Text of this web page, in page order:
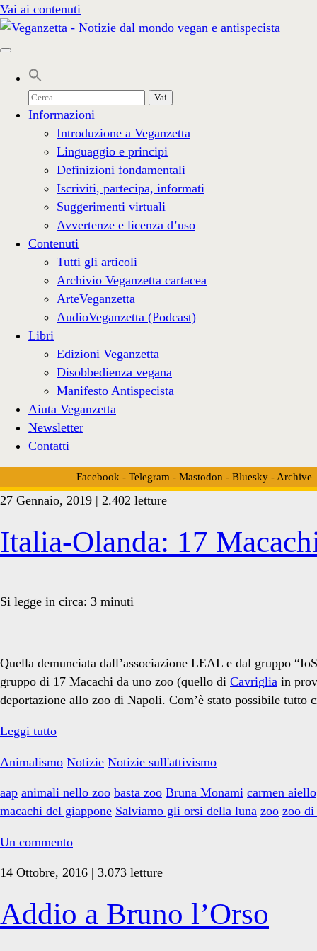
Vai ai contenuti
Cerca
per:
Informazioni
Introduzione a Veganzetta
Linguaggio e principi
Definizioni fondamentali
Iscriviti, partecipa, informati
Suggerimenti virtuali
Avvertenze e licenza d’uso
Contenuti
Tutti gli articoli
Archivio Veganzetta cartacea
ArteVeganzetta
AudioVeganzetta (Podcast)
Libri
Edizioni Veganzetta
Disobbedienza vegana
Manifesto Antispecista
Aiuta Veganzetta
Newsletter
Contatti
Facebook - Telegram - Mastodon - Bluesky- Archive
Tag:
Monami</span>
27 Gennaio, 2019 | 2.402 letture
Italia-Olanda: 17
Si legge in circa: 3 minuti
Quella demunciata dall’associazione LEAL e dal gruppo
gruppo di 17 Macachi da uno zoo (quello di Cavriglia in
deportazione allo zoo di Napoli. Com’è stato possibile
Leggi tuttoItalia-
17
Macachi
da
un
lager
un
Animalismo Notizie Notizie sull'attivismo
aap animali nello zoo basta zoo Bruna Monami carmen aiello
macachi del giappone Salviamo gli orsi della luna zoo zoo
Un commento
14 Ottobre, 2016 | 3.073 letture
Addio a Bruno l’Orso